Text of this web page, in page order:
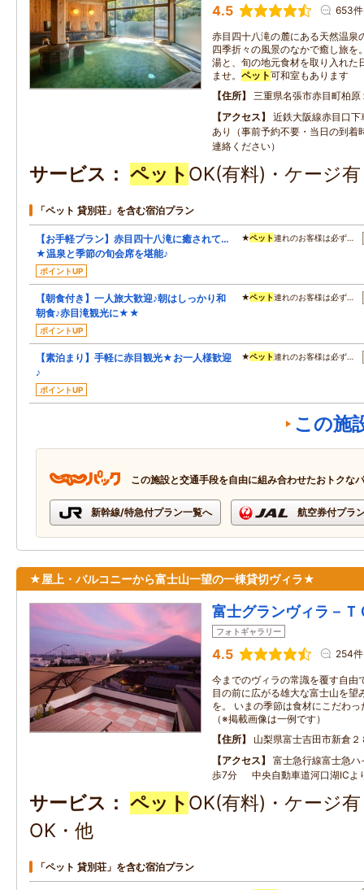
4.5 653件
赤目四十八滝の麓にある天然温泉
四季折々の風景のなかで癒し旅を
湯と、旬の地元食材を取り入れた
ませ。 ペット可和室もあります
住所
三重県名張市赤目町柏原
アクセス
近鉄大阪線赤目口
あり（事前予約不要・当日の到着
連絡ください）
サービス ペット OK(有料)・ケージ
「ペット 貸別荘」を含む宿泊プラン
【お手軽プラン】赤目四十八滝に癒されて…
★温泉と季節の旬会席を堪能♪
ポイントUP
★ペット連れのお客様は必ず…
【朝食付き】一人旅大歓迎♪朝はしっかり和
朝食♪赤目滝観光に★★
ポイントUP
★ペット連れのお客様は必ず…
【素泊まり】手軽に赤目観光★お一人様歓迎
♪
ポイントUP
★ペット連れのお客様は必ず…
この施
この施設と交通手段を自由に組み合わせたおトクな
新幹線/特急付プラン一覧へ 航空券付プラ
★屋上・バルコニーから富士山一望の一棟貸切ヴィラ★
富士グランヴィラ－Ｔ
フォトギャラリー
4.5 254件
今までのヴィラの常識を覆す自由
目の前に広がる雄大な富士山を望
を。 いまの季節は食材にこだわ
（※掲載画像は一例です）
住所
山梨県富士吉田市新倉
アクセス
富士急行線富士急
歩7分 中央自動車道河口湖ICよ
サービス ペット OK(有料)・ケージ
OK・他
「ペット 貸別荘」を含む宿泊プラン